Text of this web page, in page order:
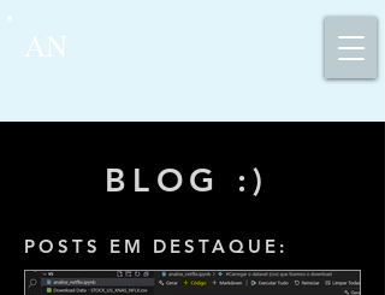
AN
BLOG :)
POSTS EM DESTAQUE: